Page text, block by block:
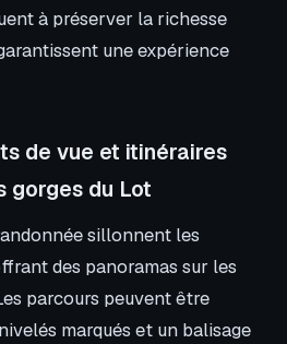
à préserver la richesse
une expérience
de vue et itinéraires
gorges du Lot
sillonnent les
des panoramas sur les
parcours peuvent être
marqués et un balisage